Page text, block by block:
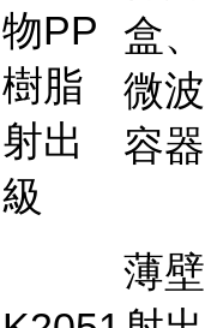
物PP
樹脂
射出
級
盒、
微波
容器
薄壁